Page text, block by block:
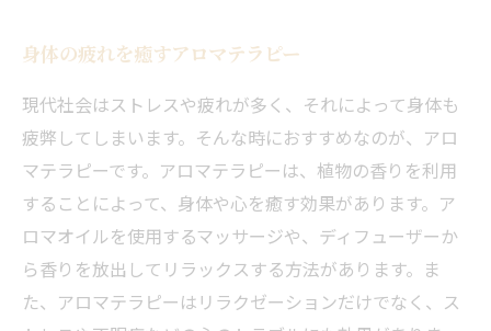
身体の疲れを癒すアロマテラピー
現代社会はストレスや疲れが多く、それによって身体も
疲弊してしまいます。そんな時におすすめなのが、アロ
マテラピーです。アロマテラピーは、植物の香りを利用
することによって、身体や心を癒す効果があります。ア
ロマオイルを使用するマッサージや、ディフューザーか
ら香りを放出してリラックスする方法があります。ま
た、アロマテラピーはリラクゼーションだけでなく、ス